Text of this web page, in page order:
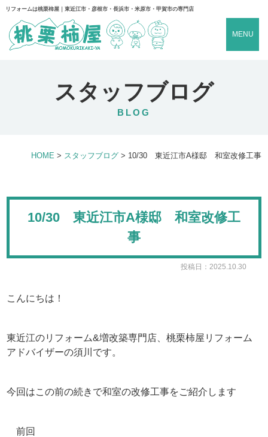
リフォームは桃栗柿屋｜東近江市・彦根市・長浜市・米原市・甲賀市の専門店
MENU
スタッフブログ
BLOG
HOME > スタッフブログ> 10/30 東近江市A様邸 和室改修工事
10/30 東近江市A様邸 和室改修工
事
投稿日：2025.10.30
こんにちは！
東近江のリフォーム&増改築専門店、桃栗柿屋リフォーム
アドバイザーの須川です。
今回はこの前の続きで和室の改修工事をご紹介します
前回